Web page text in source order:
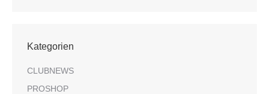
Kategorien
CLUBNEWS
PROSHOP